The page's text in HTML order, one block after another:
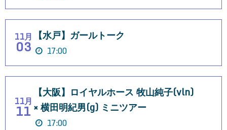
11月
03
【水戸】ガールトーク
17:00
11月
11
【大阪】ロイヤルホース 牧山純子(vln)
× 横田明紀男(g) ミニツアー
17:00